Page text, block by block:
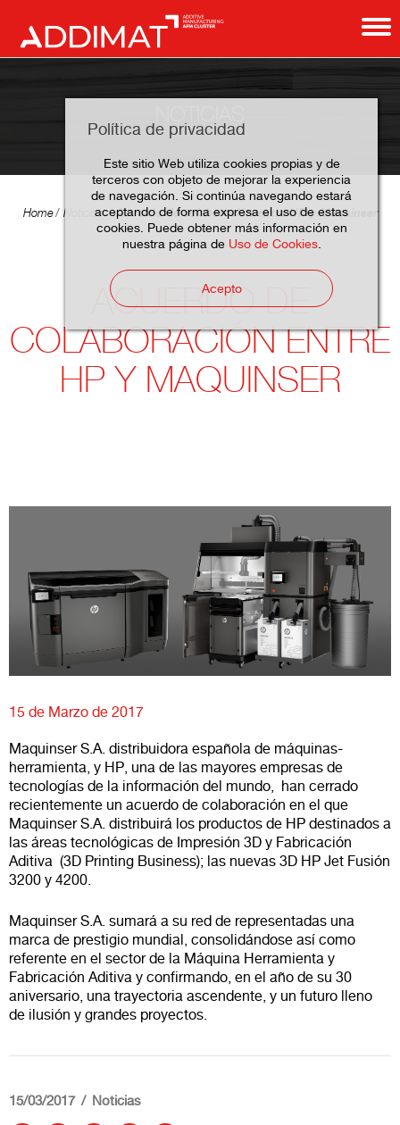
Política de privacidad
Este sitio Web utiliza cookies propias y de
terceros con objeto de mejorar la experiencia
de navegación. Si continúa navegando estará
aceptando de forma expresa el uso de estas
cookies. Puede obtener más información en
nuestra página de Uso de Cookies.
Acepto
Home Noticias Acuerdo de colaboración entre HP y Maquinser
ACUERDO DE
COLABORACIÓN ENTRE
HP Y MAQUINSER
15 de Marzo de 2017
Maquinser S.A. distribuidora española de máquinas-
herramienta, y HP, una de las mayores empresas de
tecnologías de la información del mundo, han cerrado
recientemente un acuerdo de colaboración en el que
Maquinser S.A. distribuirá los productos de HP destinados a
las áreas tecnológicas de Impresión 3D y Fabricación
Aditiva (3D Printing Business); las nuevas 3D HP Jet Fusión
3200 y 4200.
Maquinser S.A. sumará a su red de representadas una
marca de prestigio mundial, consolidándose así como
referente en el sector de la Máquina Herramienta y
Fabricación Aditiva y confirmando, en el año de su 30
aniversario, una trayectoria ascendente, y un futuro lleno
de ilusión y grandes proyectos.
15/03/2017 Noticias